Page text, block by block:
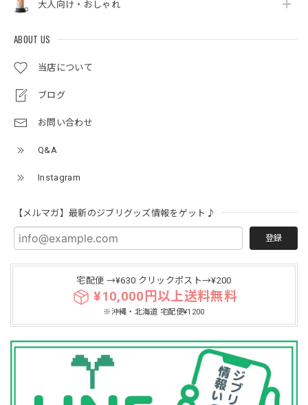
大人向け・おしゃれ
ABOUT US
当店について
ブログ
お問い合わせ
Q&A
Instagram
【メルマガ】最新のジブリグッズ情報をゲット♪
登録
宅配便 →¥630 クリックポスト→¥200
¥10,000円以上送料無料
※沖縄・北海道 宅配便¥1200